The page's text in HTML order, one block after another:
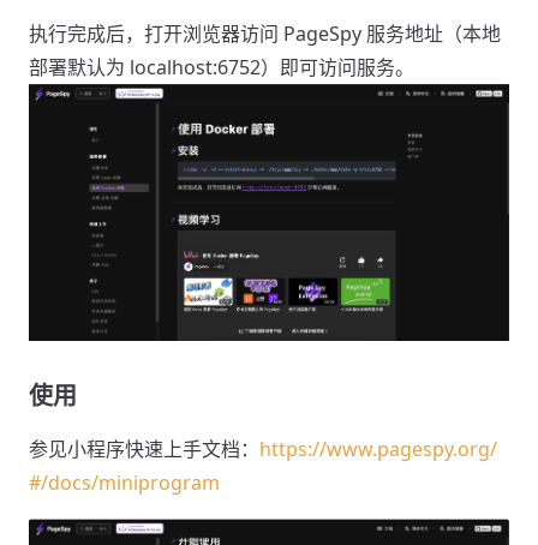
执行完成后，打开浏览器访问 PageSpy 服务地址（本地
部署默认为 localhost:6752）即可访问服务。
使用
参见小程序快速上手文档： https://www.pagespy.org/
#/docs/miniprogram